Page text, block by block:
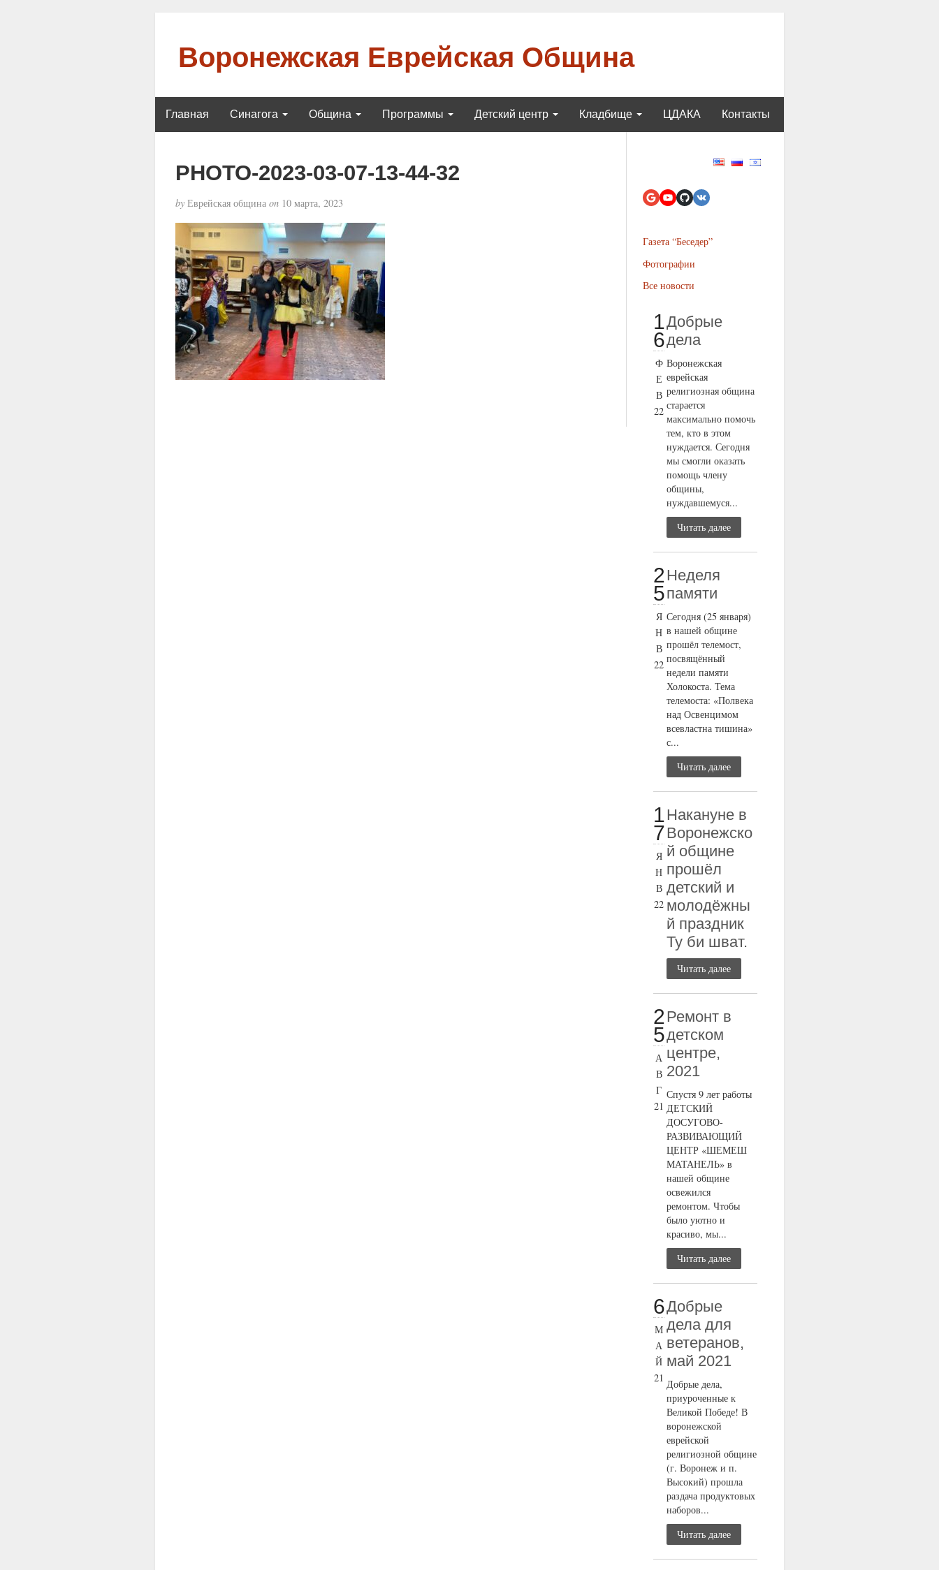
Воронежская Еврейская Община
Главная Синагога Община Программы Детский центр Кладбище ЦДАКА Контакты
PHOTO-2023-03-07-13-44-32
byЕврейская община on10 марта, 2023
Газета “Беседер”
Фотографии
Все новости
1
6
Ф
Е
В
22
Добрые
дела
Воронежская
еврейская
религиозная община
старается
максимально помочь
тем, кто в этом
нуждается. Сегодня
мы смогли оказать
помощь члену
общины,
нуждавшемуся...
Читать далее
2
5
Я
Н
В
22
Неделя
памяти
Сегодня (25 января)
в нашей общине
прошёл телемост,
посвящённый
недели памяти
Холокоста. Тема
телемоста: «Полвека
над Освенцимом
всевластна тишина»
с...
Читать далее
1
7
Я
Н
В
22
Накануне в
Воронежско
й общине
прошёл
детский и
молодёжны
й праздник
Ту би шват.
Читать далее
2
5
А
В
Г
21
Ремонт в
детском
центре,
2021
Спустя 9 лет работы
ДЕТСКИЙ
ДОСУГОВО-
РАЗВИВАЮЩИЙ
ЦЕНТР «ШЕМЕШ
МАТАНЕЛЬ» в
нашей общине
освежился
ремонтом. Чтобы
было уютно и
красиво, мы...
Читать далее
6
М
А
Й
21
Добрые
дела для
ветеранов,
май 2021
Добрые дела,
приуроченные к
Великой Победе! В
воронежской
еврейской
религиозной общине
(г. Воронеж и п.
Высокий) прошла
раздача продуктовых
наборов...
Читать далее